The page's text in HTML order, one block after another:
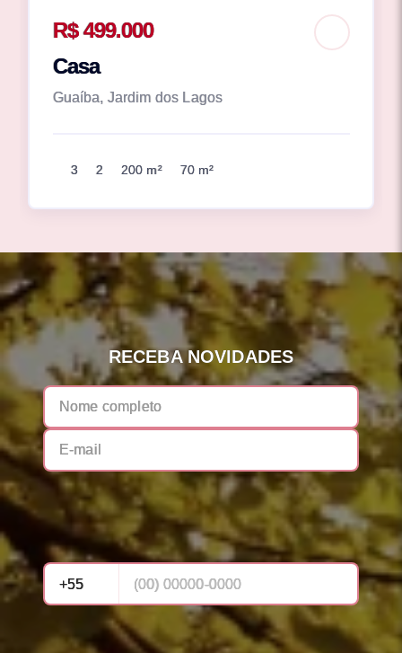
R$ 499.000
Casa
Guaíba, Jardim dos Lagos
3 2 200 m² 70 m²
RECEBA NOVIDADES